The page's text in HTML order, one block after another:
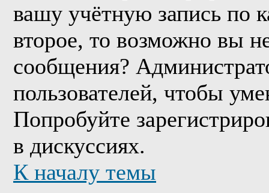
вашу учётную запись по
второе, то возможно вы
сообщения?
пользователей, чтобы
Попробуйте
в дискуссиях.
К началу темы